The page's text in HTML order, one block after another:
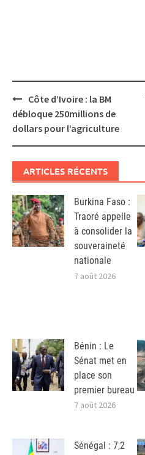
Post
navigation
Côte d’Ivoire : la BM
débloque 250millions de
dollars pour l’agriculture
ARTICLES RÉCENTS
Burkina Faso :
Traoré appelle
à consolider la
souveraineté
nationale
7 août 2026
Bénin : Le
Sénat met en
place son
premier bureau
7 août 2026
Sénégal : 7,2